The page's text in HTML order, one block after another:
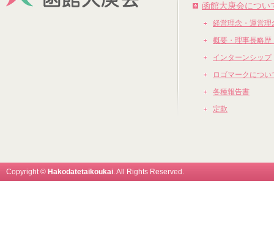
函館大庚会につい
経営理念・運営理
概要・理事長略歴
インターンシップ
ロゴマークについ
各種報告書
定款
Copyright © Hakodatetaikoukai. All Rights Reserved.